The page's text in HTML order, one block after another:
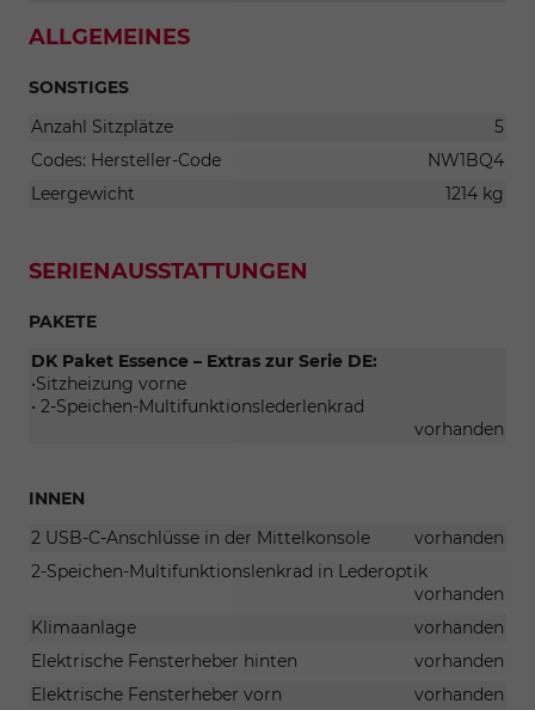
ALLGEMEINES
SONSTIGES
Anzahl Sitzplätze
5
Codes: Hersteller-Code
NW1BQ4
Leergewicht
1214 kg
SERIENAUSSTATTUNGEN
PAKETE
DK Paket Essence – Extras zur Serie DE:
•Sitzheizung vorne
• 2-Speichen-Multifunktionslederlenkrad
vorhanden
INNEN
2 USB-C-Anschlüsse in der Mittelkonsole
vorhanden
2-Speichen-Multifunktionslenkrad in Lederoptik
vorhanden
Klimaanlage
vorhanden
Elektrische Fensterheber hinten
vorhanden
Elektrische Fensterheber vorn
vorhanden